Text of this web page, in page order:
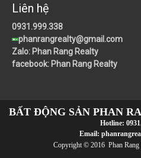
Liên hệ
0931.999.338
phanrangrealty@gmail.com
Zalo: Phan Rang Realty
facebook: Phan Rang Realty
BẤT ĐỘNG SẢN PHAN
Hotline:
Email:
Copyright © 2016 Phan Rang